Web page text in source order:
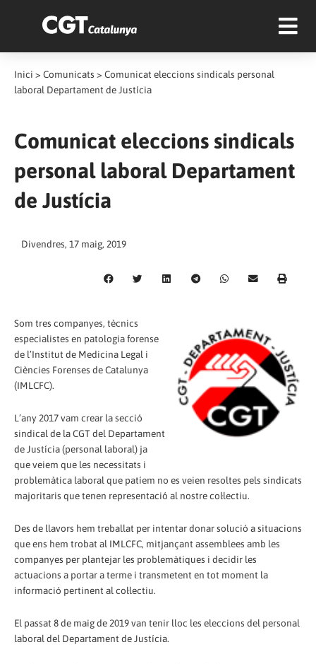
Inici > Comunicats > Comunicat eleccions sindicals personal
laboral Departament de Justícia
Comunicat eleccions sindicals
personal laboral Departament
de Justícia
Divendres, 17 maig, 2019
Som tres companyes, tècnics
especialistes en patologia forense
de l’Institut de Medicina Legal i
Ciències Forenses de Catalunya
(IMLCFC).
L’any 2017 vam crear la secció
sindical de la CGT del Departament
de Justícia (personal laboral) ja
que veiem que les necessitats i
problemàtica laboral que patíem no es veien resoltes pels sindicats
majoritaris que tenen representació al nostre col·lectiu.
Des de llavors hem treballat per intentar donar solució a situacions
que ens hem trobat al IMLCFC, mitjançant assemblees amb les
companyes per plantejar les problemàtiques i decidir les
actuacions a portar a terme i transmetent en tot moment la
informació pertinent al col·lectiu.
El passat 8 de maig de 2019 van tenir lloc les eleccions del personal
laboral del Departament de Justícia.